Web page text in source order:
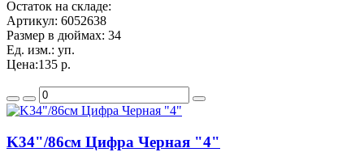
Остаток на складе:
Артикул: 6052638
Размер в дюймах: 34
Ед. изм.: уп.
Цена:135 р.
K34"/86см Цифра Черная "4"